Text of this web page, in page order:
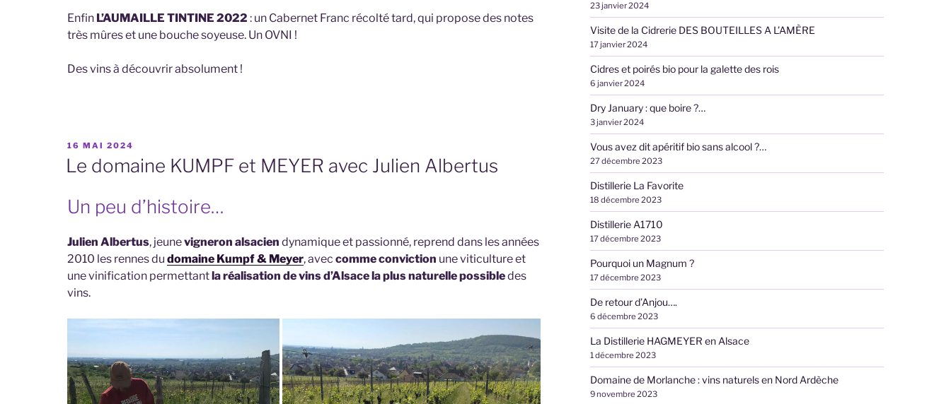
Enfin L’AUMAILLE TINTINE 2022 : un Cabernet Franc récolté tard, qui propose des notes
très mûres et une bouche soyeuse. Un OVNI !
Des vins à découvrir absolument !
PUBLIÉ
LE
16 MAI 2024
Le domaine KUMPF et MEYER avec Julien Albertus
Un peu d’histoire…
Julien Albertus, jeunevigneron alsacien dynamique et passionné, reprend dans les années
2010 les rennes du domaine Kumpf & Meyer, avec comme conviction une viticulture et
une vinification permettantla réalisation de vins d’Alsace la plus naturelle possibledes
vins.
23 janvier 2024
Visite de la Cidrerie DES BOUTEILLES A L’AMÈRE
17 janvier 2024
Cidres et poirés bio pour la galette des rois
6 janvier 2024
Dry January : que boire ?…
3 janvier 2024
Vous avez dit apéritif bio sans alcool ?…
27 décembre 2023
Distillerie La Favorite
18 décembre 2023
Distillerie A1710
17 décembre 2023
Pourquoi un Magnum ?
17 décembre 2023
De retour d’Anjou….
6 décembre 2023
La Distillerie HAGMEYER en Alsace
1 décembre 2023
Domaine de Morlanche : vins naturels en Nord Ardèche
9 novembre 2023